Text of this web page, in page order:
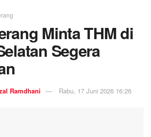
Minta THM di
Segera
Ramdhani Rabu, 17 Juni 2026 16:26